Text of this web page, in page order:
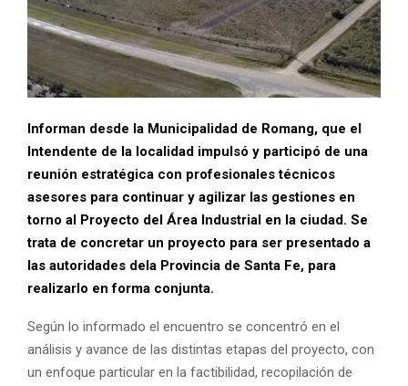
Informan desde la Municipalidad de Romang, que el
Intendente de la localidad impulsó y participó de una
reunión estratégica con profesionales técnicos
asesores para continuar y agilizar las gestiones en
torno al Proyecto del Área Industrial en la ciudad. Se
trata de concretar un proyecto para ser presentado a
las autoridades dela Provincia de Santa Fe, para
realizarlo en forma conjunta.
Según lo informado el encuentro se concentró en el
análisis y avance de las distintas etapas del proyecto, con
un enfoque particular en la factibilidad, recopilación de